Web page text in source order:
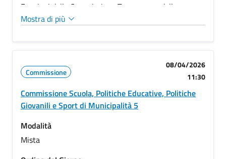
Funzioni della Commissione Trasparenza della
Municipalità” (convocazione ai sensi dell’art. 65 del
decretazione avvenuta con PG/2026/0339643)
Mostra di più
Commissione
08/04/2026
11:30
Commissione Scuola, Politiche Educative, Politiche
Giovanili e Sport di Municipalità 5
Modalità
Mista